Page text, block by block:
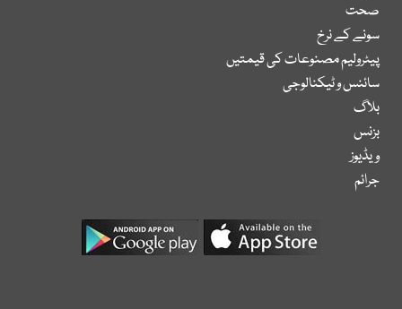
صحت
سونے کے نرخ
پیٹرولیم مصنوعات کی قیمتیں
سائنس و ٹیکنالوجی
بلاگ
بزنس
ویڈیوز
جرائم